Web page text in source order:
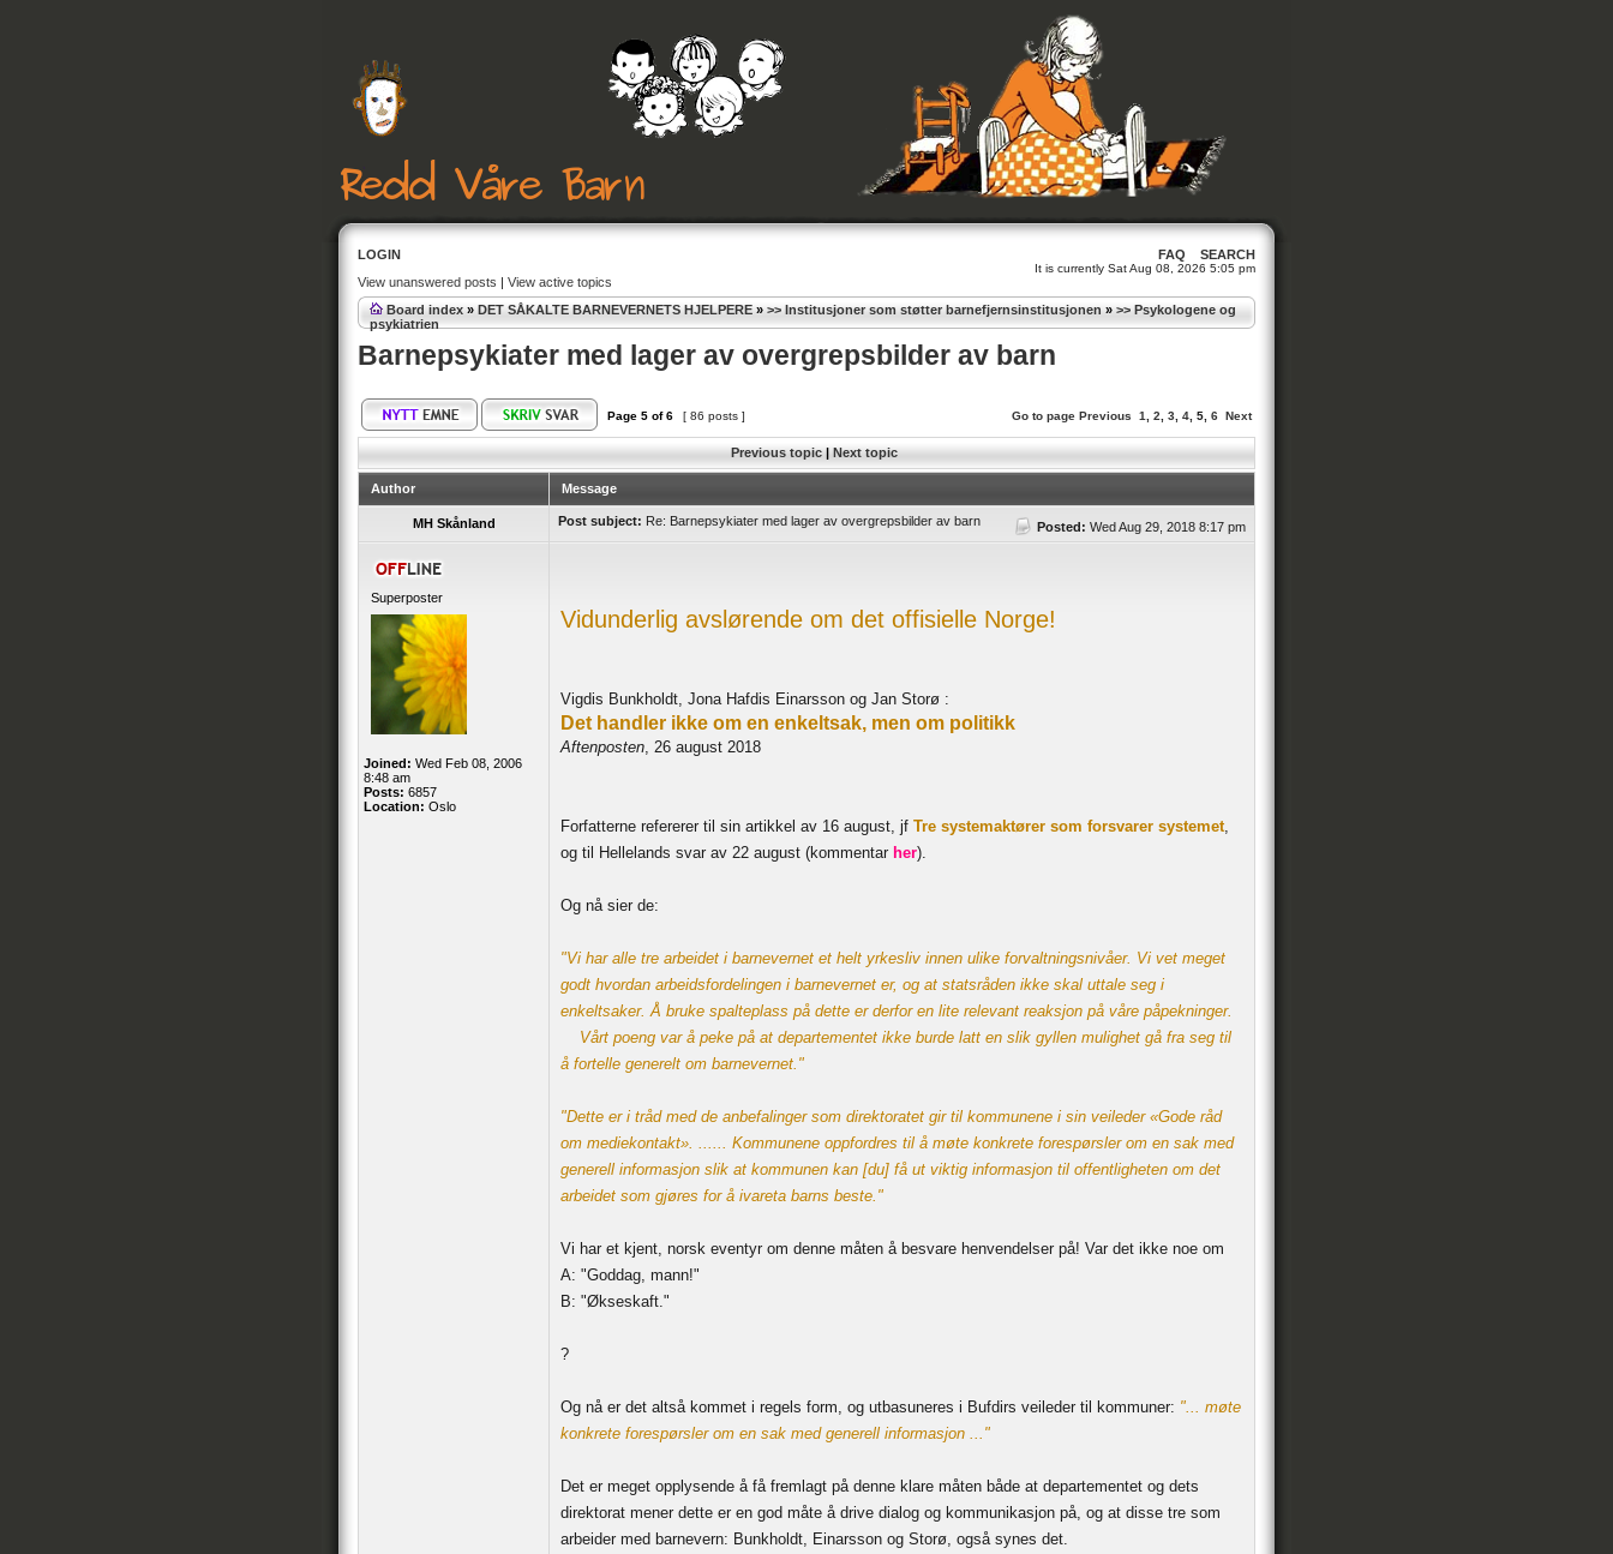
LOGIN FAQ SEARCH
It is currently Sat Aug 08, 2026 5:05 pm
View unanswered posts | View active topics
Board index » DET SÅKALTE BARNEVERNETS HJELPERE » >> Institusjoner som støtter barnefjernsinstitusjonen » >> Psykologene og
psykiatrien
Barnepsykiater med lager av overgrepsbilder av barn
Page 5 of6 [ 86 posts ] Go to page Previous 1 2 3 4 5 6 Next
Previous topic|Next topic
Author Message
MH Skånland Post subject: Re: Barnepsykiater med lager av overgrepsbilder av barn Posted: Wed Aug 29, 2018 8:17 pm
Superposter
Joined: Wed Feb 08, 2006
8:48 am
Posts: 6857
Location: Oslo
Vidunderlig avslørende om det offisielle Norge!
Vigdis Bunkholdt, Jona Hafdis Einarsson og Jan Storø :
Det handler ikke om en enkeltsak, men om politikk
Aftenposten, 26 august 2018
Forfatterne refererer til sin artikkel av 16 august, jf Tre systemaktører som forsvarer systemet,
og til Hellelands svar av 22 august (kommentar her).
Og nå sier de:
"Vi har alle tre arbeidet i barnevernet et helt yrkesliv innen ulike forvaltningsnivåer. Vi vet meget
godt hvordan arbeidsfordelingen i barnevernet er, og at statsråden ikke skal uttale seg i
enkeltsaker. Å bruke spalteplass på dette er derfor en lite relevant reaksjon på våre påpekninger.
Vårt poeng var å peke på at departementet ikke burde latt en slik gyllen mulighet gå fra seg til
å fortelle generelt om barnevernet."
"Dette er i tråd med de anbefalinger som direktoratet gir til kommunene i sin veileder «Gode råd
om mediekontakt». ...... Kommunene oppfordres til å møte konkrete forespørsler om en sak med
generell informasjon slik at kommunen kan [du] få ut viktig informasjon til offentligheten om det
arbeidet som gjøres for å ivareta barns beste."
Vi har et kjent, norsk eventyr om denne måten å besvare henvendelser på! Var det ikke noe om
A: "Goddag, mann!"
B: "Økseskaft."
?
Og nå er det altså kommet i regels form, og utbasuneres i Bufdirs veileder til kommuner: "... møte
konkrete forespørsler om en sak med generell informasjon ..."
Det er meget opplysende å få fremlagt på denne klare måten både at departementet og dets
direktorat mener dette er en god måte å drive dialog og kommunikasjon på, og at disse tre som
arbeider med barnevern: Bunkholdt, Einarsson og Storø, også synes det.